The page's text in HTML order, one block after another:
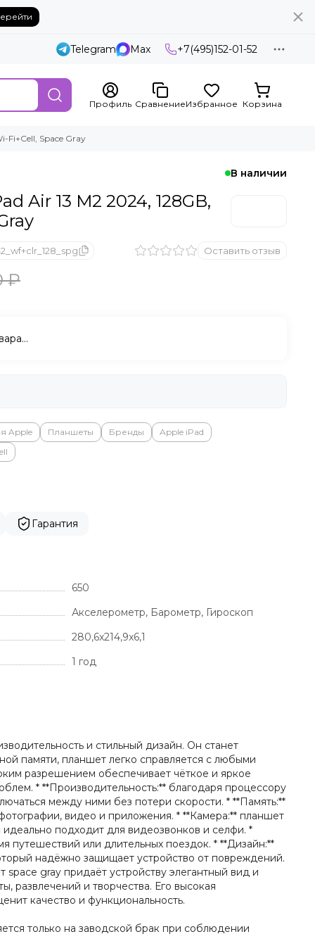
Telegram Max +7(495)152-01-52
Профиль СравнениеИзбранное Корзина
Fi+Cell, Space Gray
В наличии
Air 13 M2 2024, 128GB,
Оставить отзыв
₽
Apple Планшеты Бренды
Apple iPad
Гарантия
650
Акселерометр, Барометр, Гироскоп
280,6x214,9x6,1
1 год
и стильный дизайн. Он станет
памяти, планшет легко справляется с любыми
разрешением обеспечивает чёткое и яркое
* **Производительность:** благодаря процессору
между ними без потери скорости. * **Память:**
видео и приложения. * **Камера:** планшет
подходит для видеозвонков и селфи. *
путешествий или длительных поездок. * **Дизайн:**
надёжно защищает устройство от повреждений.
gray придаёт устройству элегантный вид и
развлечений и творчества. Его высокая
качество и функциональность.
только на заводской брак при соблюдении